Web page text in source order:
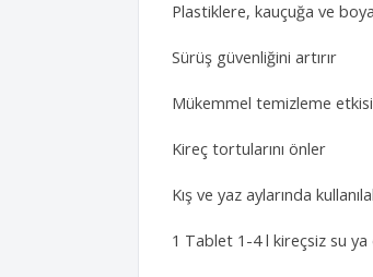
Plastiklere, kauçuğa ve
Sürüş güvenliğini artırır
Mükemmel temizleme etkisi
Kireç tortularını önler
Kış ve yaz aylarında
1 Tablet 1-4 l kireçsiz su ya